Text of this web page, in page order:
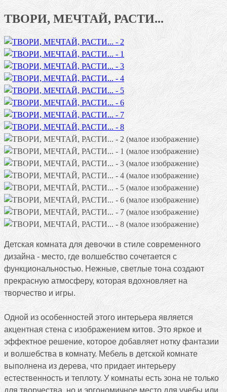
ТВОРИ, МЕЧТАЙ, РАСТИ...
Детская комната для девочки в стиле современного
дизайна - место, где волшебство сочетается с
функциональностью. Нежные, светлые тона создают
прекрасную атмосферу, которая вдохновляет на
творчество и игры.
Одной из особенностей этого интерьера является
акцентная стена с изображением китов. Это яркое и
эффектное решение, которое добавляет нотку фантазии
и волшебства в комнату. Мебель в детской комнате
выполнена из дерева, что придает интерьеру
естественность и теплоту. У комнаты есть зона не только